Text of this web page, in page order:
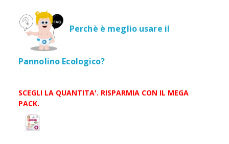
Perchè è meglio usare il
Pannolino Ecologico?
SCEGLI LA QUANTITA'. RISPARMIA CON IL MEGA
PACK.
Scegli